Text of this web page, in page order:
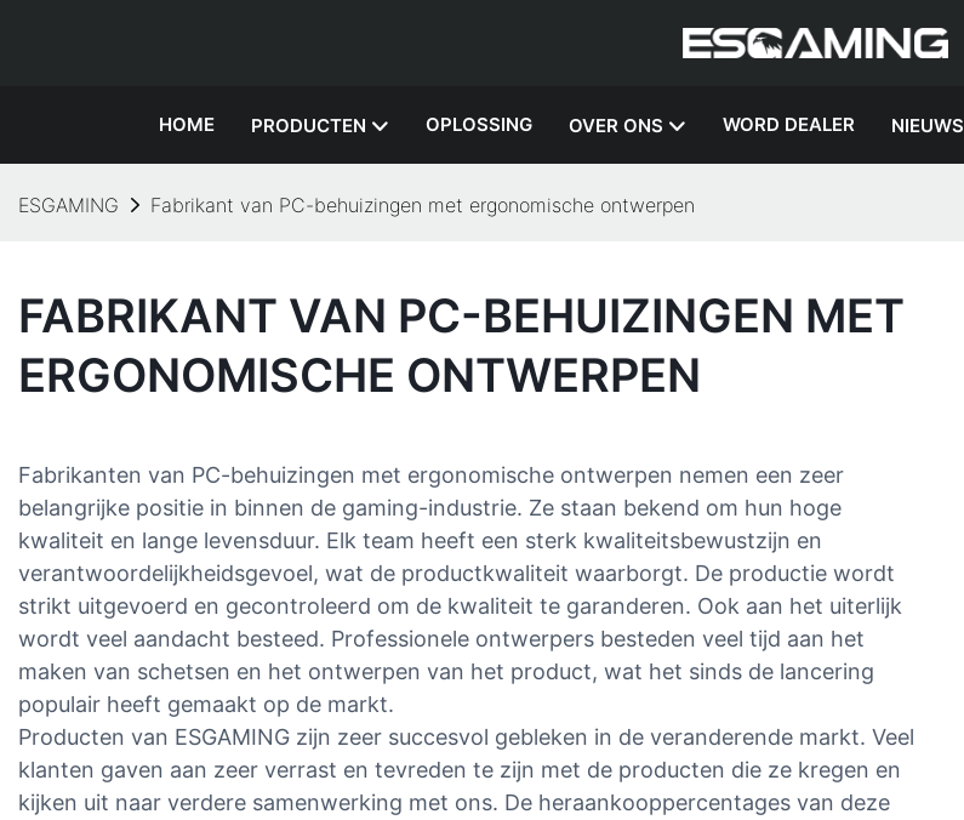
HOME PRODUCTEN OPLOSSING OVER ONS WORD DEALER NIEUWS
ESGAMING Fabrikant van PC-behuizingen met ergonomische ontwerpen
FABRIKANT VAN PC-BEHUIZINGEN MET
ERGONOMISCHE ONTWERPEN
Fabrikanten van PC-behuizingen met ergonomische ontwerpen nemen een zeer
belangrijke positie in binnen de gaming-industrie. Ze staan ​​bekend om hun hoge
kwaliteit en lange levensduur. Elk team heeft een sterk kwaliteitsbewustzijn en
verantwoordelijkheidsgevoel, wat de productkwaliteit waarborgt. De productie wordt
strikt uitgevoerd en gecontroleerd om de kwaliteit te garanderen. Ook aan het uiterlijk
wordt veel aandacht besteed. Professionele ontwerpers besteden veel tijd aan het
maken van schetsen en het ontwerpen van het product, wat het sinds de lancering
populair heeft gemaakt op de markt.
Producten van ESGAMING zijn zeer succesvol gebleken in de veranderende markt. Veel
klanten gaven aan zeer verrast en tevreden te zijn met de producten die ze kregen en
kijken uit naar verdere samenwerking met ons. De heraankooppercentages van deze